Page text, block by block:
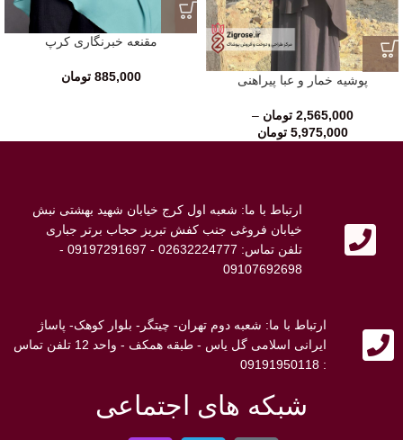
پوشیه خمار و عبا پیراهنی
2,565,000 تومان –
5,975,000 تومان
مقنعه خبرنگاری کرپ
885,000 تومان
ارتباط با ما: شعبه اول کرج خیابان شهید بهشتی نبش
خیابان فروغی جنب کفش تبریز حجاب برتر جباری
تلفن تماس: 02632224777 - 09197291697 -
09107692698
ارتباط با ما: شعبه دوم تهران- چیتگر- بلوار کوهک- پاساژ
ایرانی اسلامی گل یاس - طبقه همکف - واحد 12 تلفن تماس
: 09191950118
شبکه های اجتماعی